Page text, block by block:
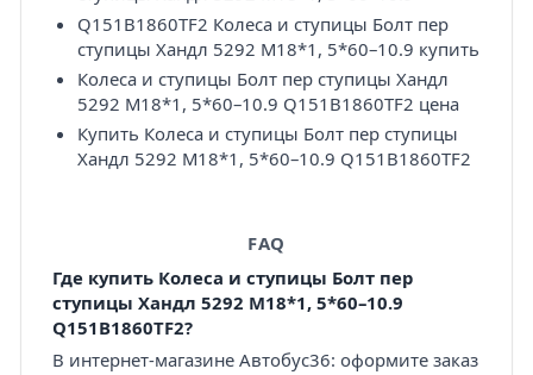
Q151B1860TF2 Колеса и ступицы Болт пер
ступицы Хандл 5292 M18*1, 5*60–10.9 купить
Колеса и ступицы Болт пер ступицы Хандл
5292 M18*1, 5*60–10.9 Q151B1860TF2 цена
Купить Колеса и ступицы Болт пер ступицы
Хандл 5292 M18*1, 5*60–10.9 Q151B1860TF2
FAQ
Где купить Колеса и ступицы Болт пер
ступицы Хандл 5292 M18*1, 5*60–10.9
Q151B1860TF2?
В интернет-магазине Автобус36: оформите заказ